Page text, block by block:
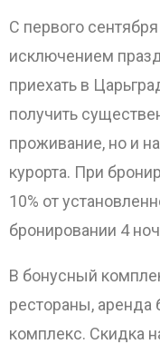
С первого
исключением
приехать в
получить
проживание, но и
курорта. При
10% от
бронировании 4
В бонусный
рестораны, аренда
комплекс. Скидка